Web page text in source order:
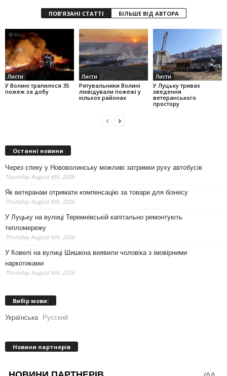
ПОВ'ЯЗАНІ СТАТТІ БІЛЬШЕ ВІД АВТОРА
Листи
У Волині трапилося 35
пожеж за добу
Листи
Рятувальники Волині
ліквідували пожежі у
кількох районах
Листи
У Луцьку триває
зведення
ветеранського
простору
Останні новини
Через спеку у Нововолинську можливі затримки руху автобусів
Thursday August 6th, 2026
Як ветеранам отримати компенсацію за товари для бізнесу
Thursday August 6th, 2026
У Луцьку на вулиці Теремнівській капітально ремонтують
тепломережу
Thursday August 6th, 2026
У Ковелі на вулиці Шишкіна виявили чоловіка з імовірними
наркотиками
Thursday August 6th, 2026
Вибір мови:
Українська Русский
Новини партнерів